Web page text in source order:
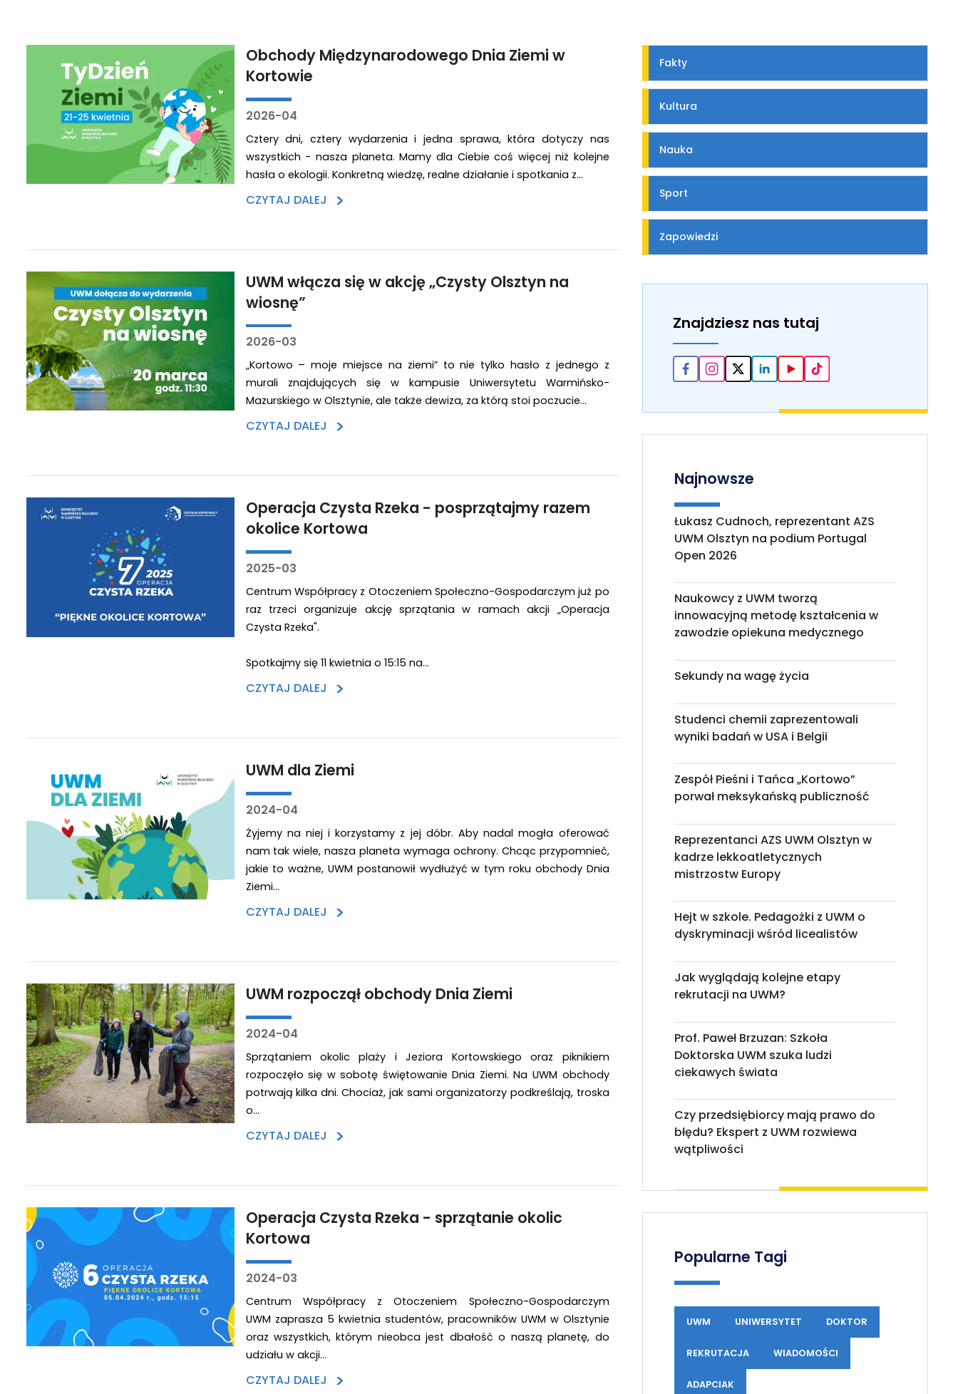
Obchody Międzynarodowego Dnia Ziemi w
Kortowie
2026-04
Cztery dni, cztery wydarzenia i jedna sprawa, która dotyczy nas
wszystkich - nasza planeta. Mamy dla Ciebie coś więcej niż kolejne
hasła o ekologii. Konkretną wiedzę, realne działanie i spotkania z…
CZYTAJ DALEJ >
UWM włącza się w akcję „Czysty Olsztyn na
wiosnę”
2026-03
„Kortowo – moje miejsce na ziemi” to nie tylko hasło z jednego z
murali znajdujących się w kampusie Uniwersytetu Warmińsko-
Mazurskiego w Olsztynie, ale także dewiza, za którą stoi poczucie…
CZYTAJ DALEJ >
Operacja Czysta Rzeka - posprzątajmy razem
okolice Kortowa
2025-03
Centrum Współpracy z Otoczeniem Społeczno-Gospodarczym już po
raz trzeci organizuje akcję sprzątania w ramach akcji „Operacja
Czysta Rzeka".
Spotkajmy się 11 kwietnia o 15:15 na…
CZYTAJ DALEJ >
UWM dla Ziemi
2024-04
Żyjemy na niej i korzystamy z jej dóbr. Aby nadal mogła oferować
nam tak wiele, nasza planeta wymaga ochrony. Chcąc przypomnieć,
jakie to ważne, UWM postanowił wydłużyć w tym roku obchody Dnia
Ziemi…
CZYTAJ DALEJ >
UWM rozpoczął obchody Dnia Ziemi
2024-04
Sprzątaniem okolic plaży i Jeziora Kortowskiego oraz piknikiem
rozpoczęło się w sobotę świętowanie Dnia Ziemi. Na UWM obchody
potrwają kilka dni. Chociaż, jak sami organizatorzy podkreślają, troska
o…
CZYTAJ DALEJ >
Operacja Czysta Rzeka - sprzątanie okolic
Kortowa
2024-03
Centrum Współpracy z Otoczeniem Społeczno-Gospodarczym
UWM zaprasza 5 kwietnia studentów, pracowników UWM w Olsztynie
oraz wszystkich, którym nieobca jest dbałość o naszą planetę, do
udziału w akcji…
CZYTAJ DALEJ >
Fakty
Kultura
Nauka
Sport
Zapowiedzi
Znajdziesz nas tutaj
Najnowsze
Łukasz Cudnoch, reprezentant AZS
UWM Olsztyn na podium Portugal
Open 2026
Naukowcy z UWM tworzą
innowacyjną metodę kształcenia w
zawodzie opiekuna medycznego
Sekundy na wagę życia
Studenci chemii zaprezentowali
wyniki badań w USA i Belgii
Zespół Pieśni i Tańca „Kortowo”
porwał meksykańską publiczność
Reprezentanci AZS UWM Olsztyn w
kadrze lekkoatletycznych
mistrzostw Europy
Hejt w szkole. Pedagożki z UWM o
dyskryminacji wśród licealistów
Jak wyglądają kolejne etapy
rekrutacji na UWM?
Prof. Paweł Brzuzan: Szkoła
Doktorska UWM szuka ludzi
ciekawych świata
Czy przedsiębiorcy mają prawo do
błędu? Ekspert z UWM rozwiewa
wątpliwości
Popularne Tagi
UWM UNIWERSYTET DOKTOR
REKRUTACJA WIADOMOŚCI
ADAPCIAK